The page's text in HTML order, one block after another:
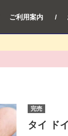
ご利用案内
完売
タイ ド